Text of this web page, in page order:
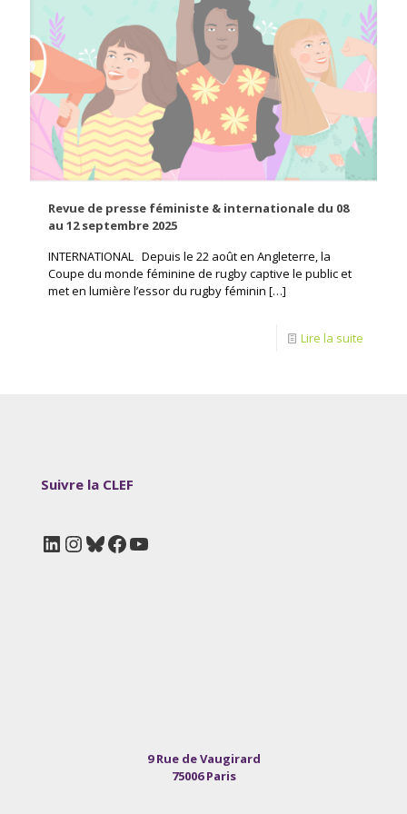
Revue de presse féministe & internationale du 08
au 12 septembre 2025
INTERNATIONAL Depuis le 22 août en Angleterre, la
Coupe du monde féminine de rugby captive le public et
met en lumière l’essor du rugby féminin […]
Lire la suite
Suivre la CLEF
LinkedIn
Instagram
Bluesky
Facebook
YouTube
9 Rue de Vaugirard
75006 Paris